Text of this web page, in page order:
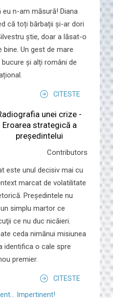
eu n-am măsură! Diana
că toți bărbații și-ar dori
știe, doar a lăsat-o
bine. Un gest de mare
și alți români de
CITESTE
unei crize -
Eroarea strategică a
președintelui
Contributors
este unul decisiv mai cu
marcat de volatilitate
Preşedintele nu
simplu martor ce
ce nu duc nicăieri.
ceda nimănui misiunea
identifica o cale spre
premier.
CITESTE
Impertinent!